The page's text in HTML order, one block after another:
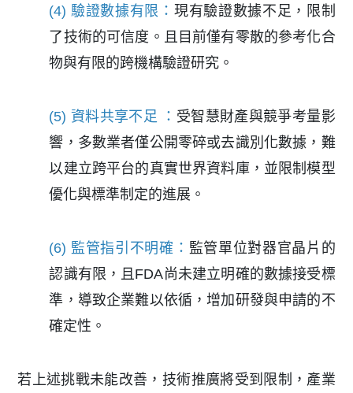
(4) 驗證數據有限 ： 現有驗證數據不足，限制
了技術的可信度。且目前僅有零散的參考化合
物與有限的跨機構驗證研究。
(5) 資料共享不足 ： 受智慧財產與競爭考量影
響，多數業者僅公開零碎或去識別化數據，難
以建立跨平台的真實世界資料庫，並限制模型
優化與標準制定的進展。
(6) 監管指引不明確： 監管單位對器官晶片的
認識有限，且FDA尚未建立明確的數據接受標
準，導致企業難以依循，增加研發與申請的不
確定性。
若上述挑戰未能改善，技術推廣將受到限制，產業